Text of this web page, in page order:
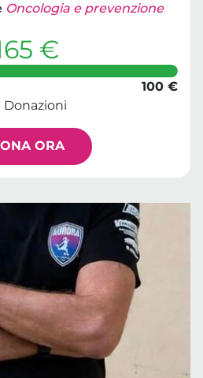
Oncologia e prevenzione
€
100 €
Donazioni
ORA